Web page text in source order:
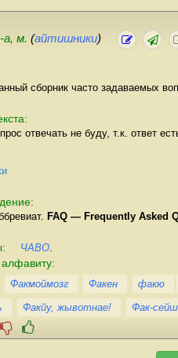
-а, м. (айтишники)
сборник часто задаваемых
отвечать не буду, т.к. ответ
FAQ — Frequently Asked
ЧАВО
Факмоймозг Факен факю
Факйу, жывотнае! Фак-